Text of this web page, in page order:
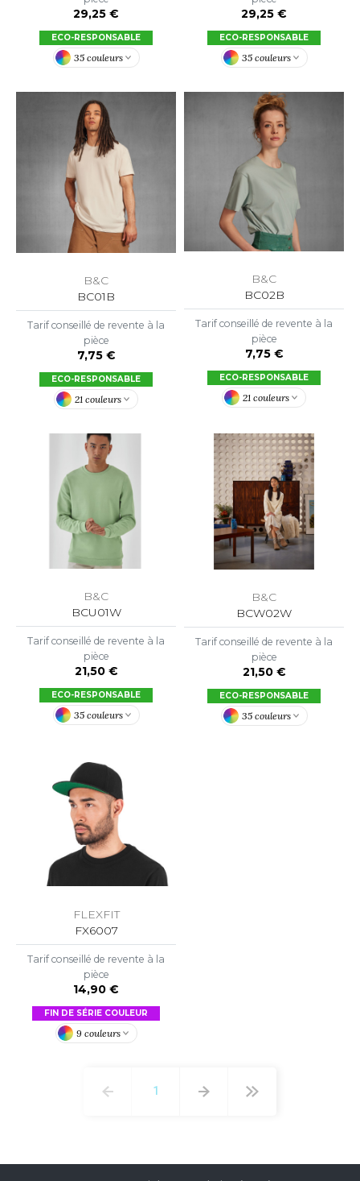
ETIQUETTE
CLOTHING
ONE TOWELLING
CITY
MILL
29,25 €
ECO-RESPONSABLE
35 couleurs
29,25 €
ECO-RESPONSABLE
35 couleurs
B&C
BC01B
Tarif conseillé de revente à la
pièce
7,75 €
ECO-RESPONSABLE
21 couleurs
B&C
BC02B
Tarif conseillé de revente à la
pièce
7,75 €
ECO-RESPONSABLE
21 couleurs
B&C
BCU01W
Tarif conseillé de revente à la
pièce
21,50 €
ECO-RESPONSABLE
35 couleurs
B&C
BCW02W
Tarif conseillé de revente à la
pièce
21,50 €
ECO-RESPONSABLE
35 couleurs
FLEXFIT
FX6007
Tarif conseillé de revente à la
pièce
14,90 €
FIN DE SÉRIE COULEUR
9 couleurs
1